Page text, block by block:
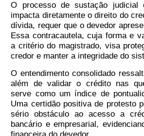
O processo de sustação judicial
impacta diretamente o direito do
dívida, requer que o devedor
Essa contracautela, cuja forma e
a critério do magistrado, visa
credor e manter a integridade do
O entendimento consolidado
além de validar o crédito nas
serve como um índice de
Uma certidão positiva de protesto
sério obstáculo ao acesso a
bancário e empresarial,
financeira do devedor.